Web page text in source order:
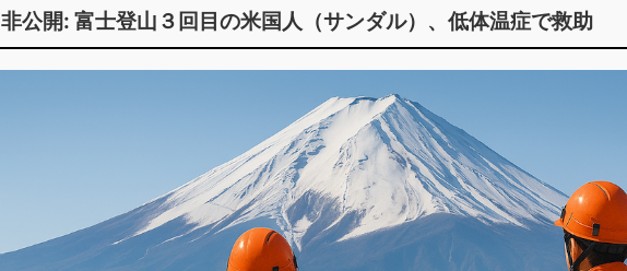
非公開: 富士登山３回目の米国人（サンダル）、低体温症で救助